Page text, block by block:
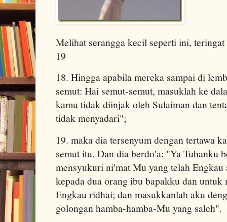
Melihat serangga kecil seperti ini,
19
18. Hingga apabila mereka sampai di
semut: Hai semut-semut, masuklah ke
kamu tidak diinjak oleh Sulaiman dan
tidak menyadari";
19. maka dia tersenyum dengan tertawa
semut itu. Dan dia berdo'a: "Ya Tuhanku
mensyukuri ni'mat Mu yang telah Engkau
kepada dua orang ibu bapakku dan untuk
Engkau ridhai; dan masukkanlah aku
golongan hamba-hamba-Mu yang saleh".